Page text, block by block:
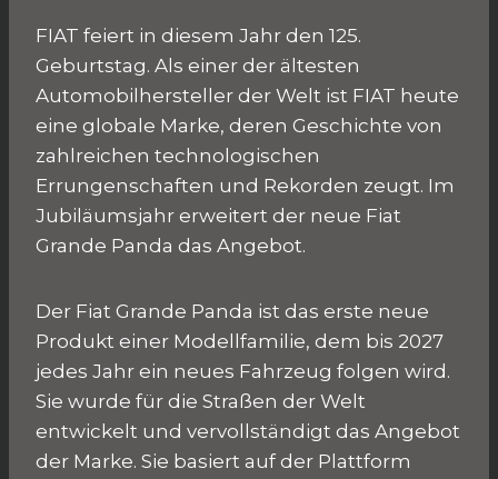
FIAT feiert in diesem Jahr den 125.
Geburtstag. Als einer der ältesten
Automobilhersteller der Welt ist FIAT heute
eine globale Marke, deren Geschichte von
zahlreichen technologischen
Errungenschaften und Rekorden zeugt. Im
Jubiläumsjahr erweitert der neue Fiat
Grande Panda das Angebot.
Der Fiat Grande Panda ist das erste neue
Produkt einer Modellfamilie, dem bis 2027
jedes Jahr ein neues Fahrzeug folgen wird.
Sie wurde für die Straßen der Welt
entwickelt und vervollständigt das Angebot
der Marke. Sie basiert auf der Plattform